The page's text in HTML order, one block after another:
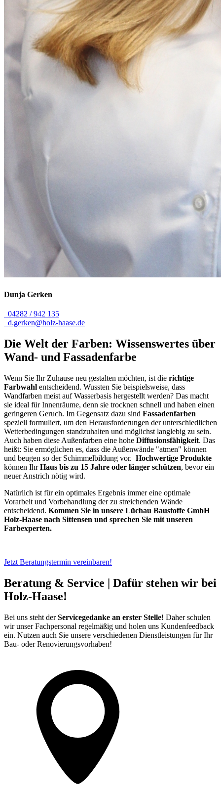
Dunja Gerken
04282 / 942 135
d.gerken@holz-haase.de
Die Welt der Farben: Wissenswertes über
Wand- und Fassadenfarbe
Wenn Sie Ihr Zuhause neu gestalten möchten, ist die richtige
Farbwahl entscheidend. Wussten Sie beispielsweise, dass
Wandfarben meist auf Wasserbasis hergestellt werden? Das macht
sie ideal für Innenräume, denn sie trocknen schnell und haben einen
geringeren Geruch. Im Gegensatz dazu sind Fassadenfarben
speziell formuliert, um den Herausforderungen der unterschiedlichen
Wetterbedingungen standzuhalten und möglichst langlebig zu sein.
Auch haben diese Außenfarben eine hohe Diffusionsfähigkeit. Das
heißt: Sie ermöglichen es, dass die Außenwände "atmen" können
und beugen so der Schimmelbildung vor. Hochwertige Produkte
können IhrHaus bis zu 15 Jahre oder länger schützen, bevor ein
neuer Anstrich nötig wird.
Natürlich ist für ein optimales Ergebnis immer eine optimale
Vorarbeit und Vorbehandlung der zu streichenden Wände
entscheidend. Kommen Sie in unsere Lüchau Baustoffe GmbH
Holz-Haase nach Sittensen und sprechen Sie mit unseren
Farbexperten.
Jetzt Beratungstermin vereinbaren!
Beratung & Service | Dafür stehen wir bei
Holz-Haase!
Bei uns steht derServicegedanke an erster Stelle! Daher schulen
wir unser Fachpersonal regelmäßig und holen uns Kundenfeedback
ein. Nutzen auch Sie unsere verschiedenen Dienstleistungen für Ihr
Bau- oder Renovierungsvorhaben!